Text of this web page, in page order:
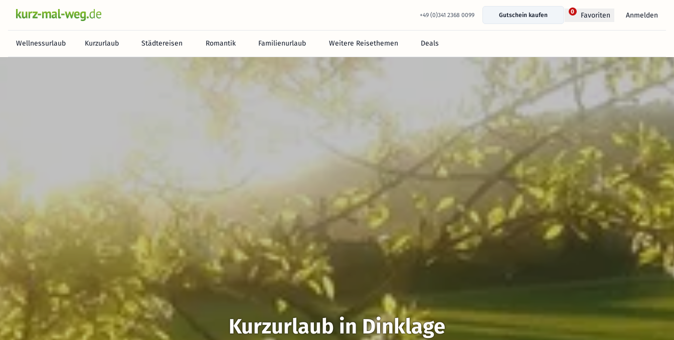
+49 (0)341 2368 0099 Gutschein kaufen
0 Favoriten Anmelden
Wellnessurlaub Kurzurlaub Städtereisen Romantik Familienurlaub Weitere Reisethemen Deals
Kurzurlaub in Dinklage